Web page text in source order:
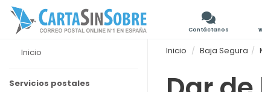
Contáctanos
Inicio
Servicios postales
Inicio Baja Segura